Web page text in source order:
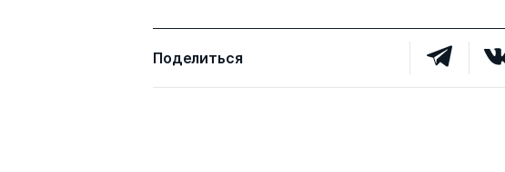
Поделиться